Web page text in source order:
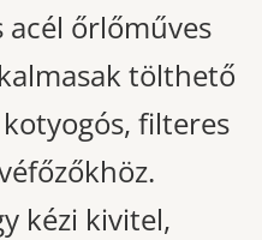
acél őrlőműves
tölthető
filteres
kézi kivitel,